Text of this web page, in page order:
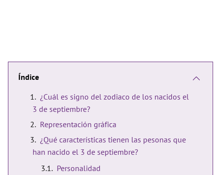
Índice
¿Cuál es signo del zodiaco de los nacidos el
3 de septiembre?
Representación gráfica
¿Qué características tienen las pesonas que
han nacido el 3 de septiembre?
Personalidad